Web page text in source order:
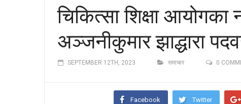
चिकित्सा शिक्षा आयोगका
अञ्जनीकुमार झाद्धारा
SEPTEMBER 12TH, 2023 समाचार 0
Facebook Twitter